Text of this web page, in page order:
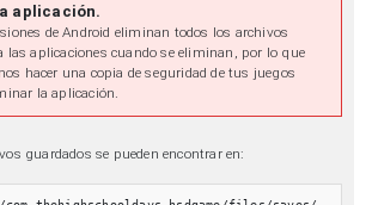
aplicación.
de Android eliminan todos los archivos
las aplicaciones cuando se eliminan, por lo que
hacer una copia de seguridad de tus juegos
la aplicación.
guardados se pueden encontrar en: